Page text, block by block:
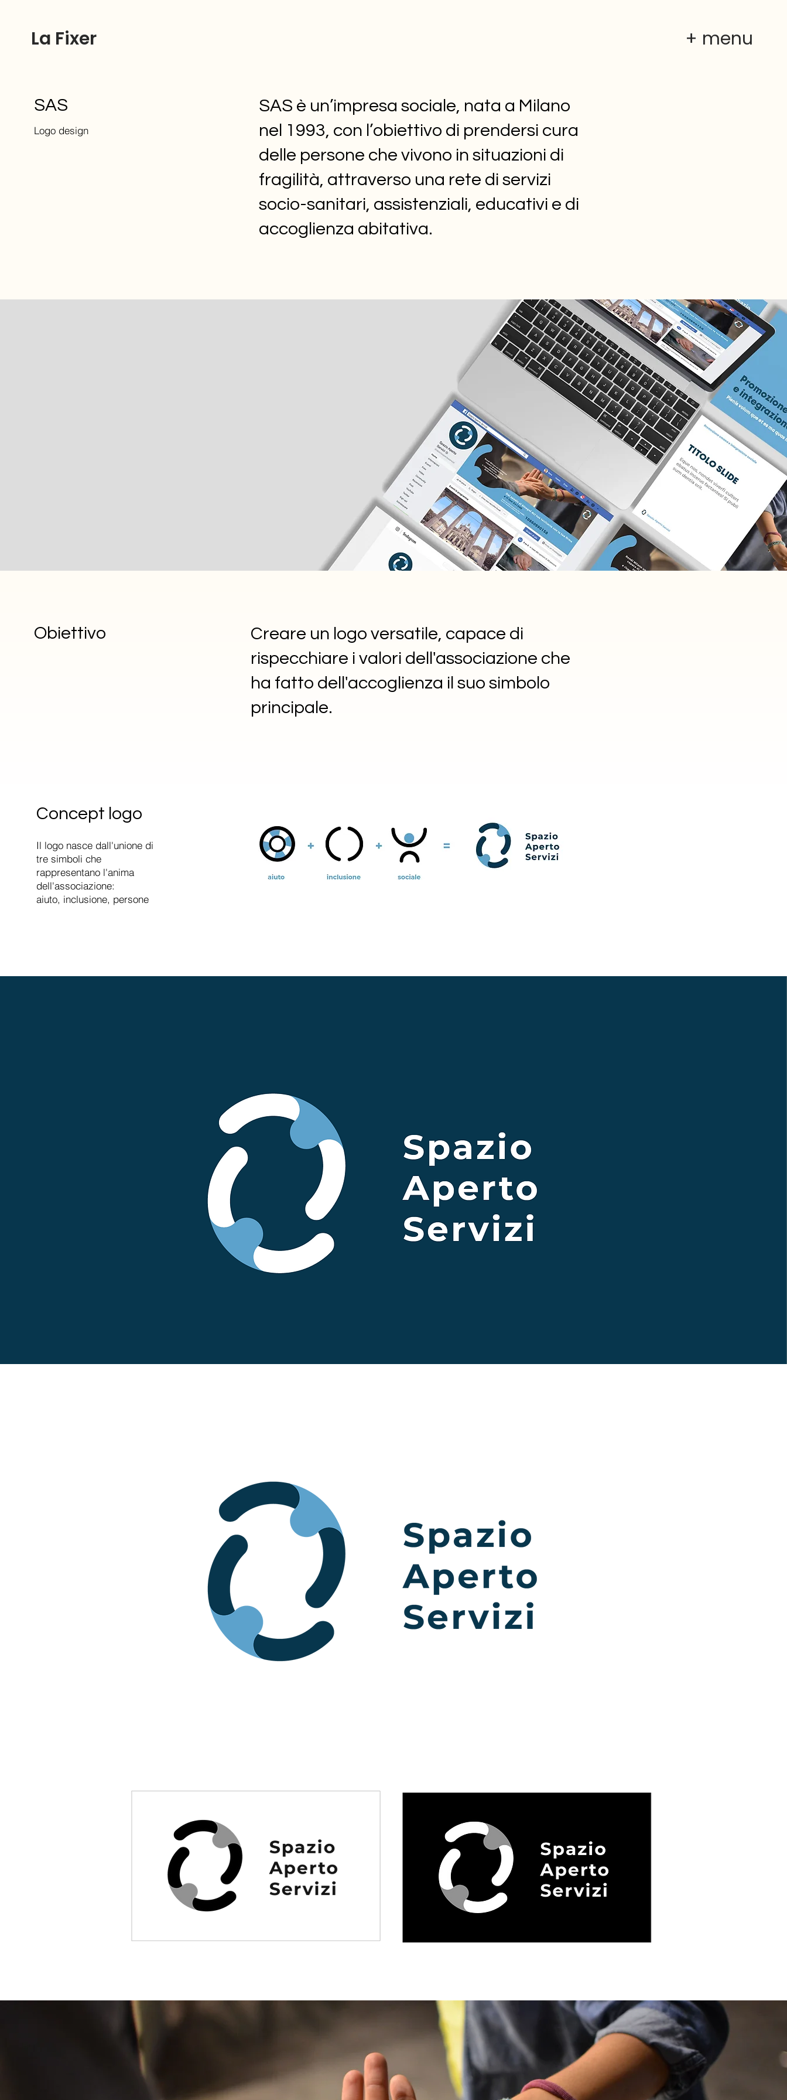
La Fixer + menu
SAS
Logo design
SAS è un’impresa sociale, nata a Milano
nel 1993, con l’obiettivo di prendersi cura
delle persone che vivono in situazioni di
fragilità, attraverso una rete di servizi
socio-sanitari, assistenziali, educativi e di
accoglienza abitativa.
Obiettivo
Creare un logo versatile, capace di
rispecchiare i valori dell'associazione che
ha fatto dell'accoglienza il suo simbolo
principale.
Concept logo
Il logo nasce dall'unione di
tre simboli che
rappresentano l'anima
dell'associazione:
aiuto, inclusione, persone